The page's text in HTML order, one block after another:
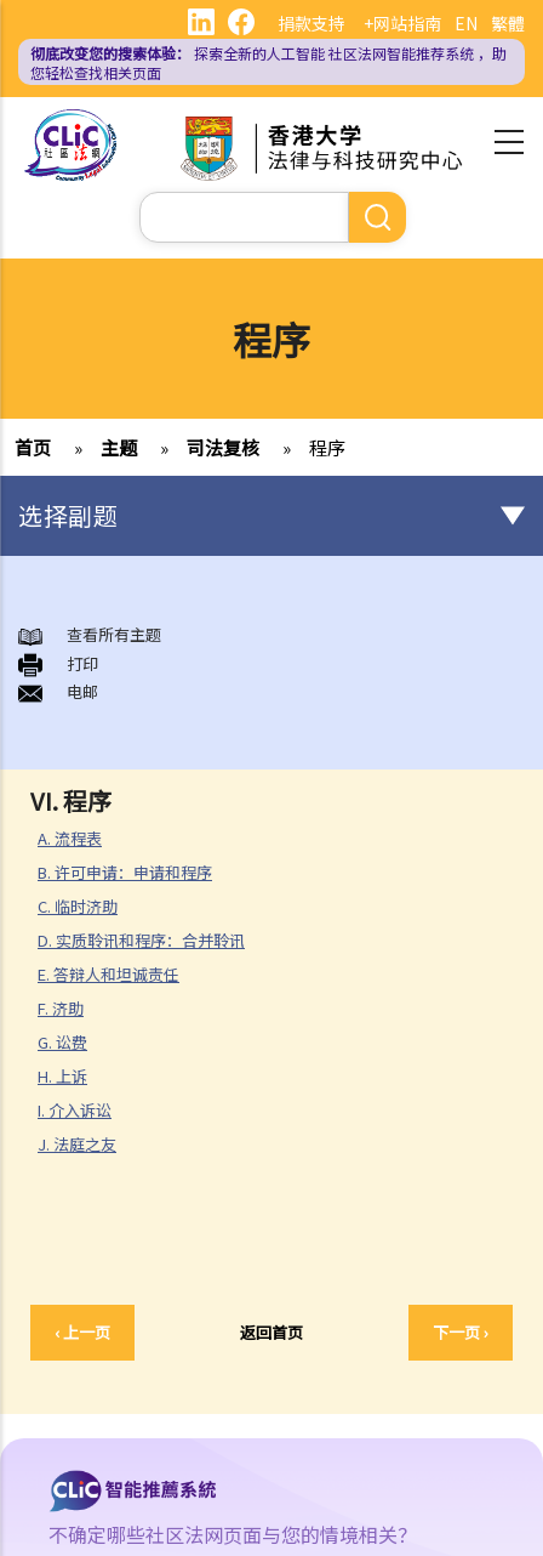
主
EN 繁體
捐款支持 +网站指南
彻底改变您的搜索体验： 探索全新的人工智能社区法网智能推荐系统 ，助
您轻松查找相关页面
搜
索
程序
首页 » 主题 » 司法复核 » 程序
VI. 程序
A. 流程表
B. 许可申请：申请和程序
C. 临时济助
D. 实质聆讯和程序：合并聆讯
E. 答辩人和坦诚责任
F. 济助
G. 讼费
H. 上诉
I. 介入诉讼
J. 法庭之友
‹ 上一页 返回首页 下一页 ›
选择副题
司法复核的基础和法庭的角色
什么时候可以进行司法复核
A. 司法复核的独有程序
D. 其他补救方法
E. 排除条款
F. 申请人的资格
司法复核理据
B. 程序不当
1. 自然公义的原则
2. 公平聆讯的权利
3. 独立和无私
4. 理由
C. 不合理
D. 合理期望
4. 事实错误
5. 相关考虑及不相关考虑
7. 作出查询的责任
8. 过份拖延
宪法复核和比例原则
A. 宪制性的质疑
查看所有主题
打印
电邮
不确定哪些社区法网页面与您的情境相关？